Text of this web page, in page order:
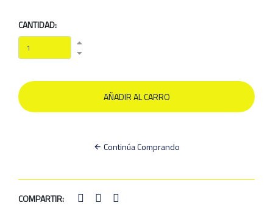
CANTIDAD:
Continúa Comprando
COMPARTIR: